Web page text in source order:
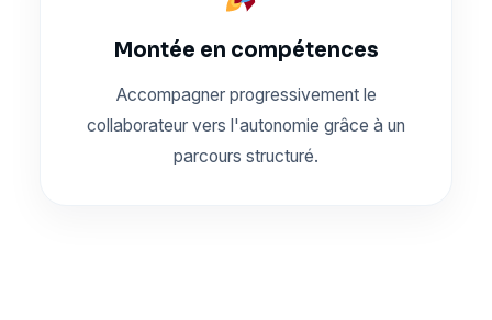
Montée en compétences
Accompagner progressivement le
collaborateur vers l'autonomie grâce à un
parcours structuré.